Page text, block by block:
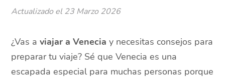
Actualizado el 23 Marzo 2026
¿Vas aviajar a Venecia y necesitas consejos para
preparar tu viaje? Sé que Venecia es una
escapada especial para muchas personas porque